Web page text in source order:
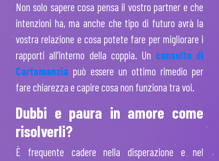
Non solo sapere cosa pensa il vostro partner e che
intenzioni ha, ma anche che tipo di futuro avrà la
vostra relazione e cosa potete fare per migliorare i
rapporti all’interno della coppia. Un consulto di
Cartomanzia può essere un ottimo rimedio per
fare chiarezza e capire cosa non funziona tra voi.
Dubbi e paura in amore come
risolverli?
È frequente cadere nella disperazione e nel